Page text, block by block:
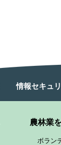
情報セキュ
農林業
ボラン